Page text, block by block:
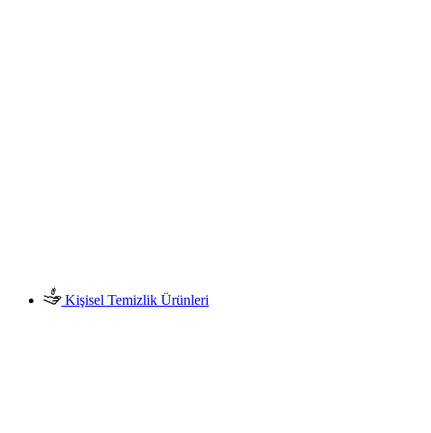
Kişisel Temizlik Ürünleri